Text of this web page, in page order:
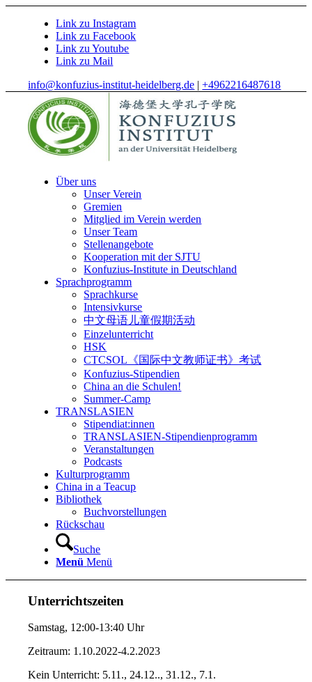
Link zu Instagram
Link zu Facebook
Link zu Youtube
Link zu Mail
info@konfuzius-institut-heidelberg.de |+4962216487618
Über uns
Unser Verein
Gremien
Mitglied im Verein werden
Unser Team
Stellenangebote
Kooperation mit der SJTU
Konfuzius-Institute in Deutschland
Sprachprogramm
Sprachkurse
Intensivkurse
中文母语儿童假期活动
Einzelunterricht
HSK
CTCSOL《国际中文教师证书》考试
Konfuzius-Stipendien
China an die Schulen!
Summer-Camp
TRANSLASIEN
Stipendiat:innen
TRANSLASIEN-Stipendienprogramm
Veranstaltungen
Podcasts
Kulturprogramm
China in a Teacup
Bibliothek
Buchvorstellungen
Rückschau
Suche
Menü Menü
Unterrichtszeiten
Samstag, 12:00-13:40 Uhr
Zeitraum: 1.10.2022-4.2.2023
Kein Unterricht: 5.11., 24.12.., 31.12., 7.1.